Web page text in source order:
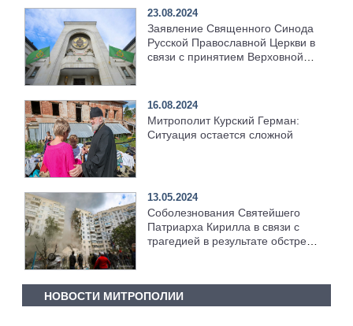
Украинской Православной
Церкви»
23.08.2024
Заявление Священного Синода
Русской Православной Церкви в
связи с принятием Верховной
Украинской Православной
Церкви
16.08.2024
Митрополит Курский Герман:
Ситуация остается сложной
13.05.2024
Соболезнования Святейшего
Патриарха Кирилла в связи с
трагедией в результате обстрела
НОВОСТИ МИТРОПОЛИИ